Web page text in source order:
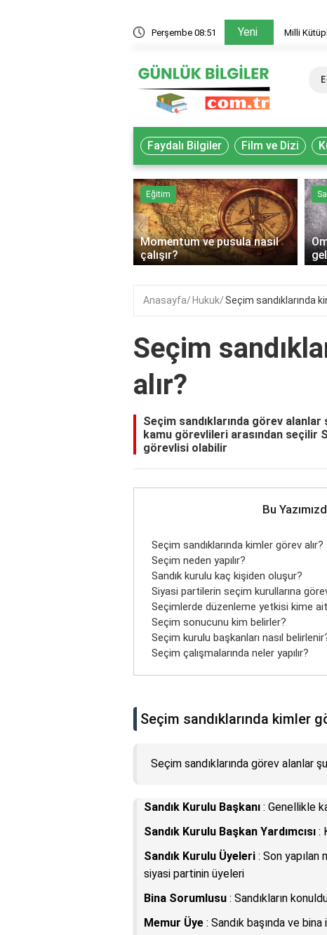
Perşembe 08:51 Yeni Milli
Faydalı Bilgiler Film ve Dizi
Eğitim
Momentum ve pusula nasıl
çalışır?
‹
Anasayfa Hukuk Seçim sandıklarında
Seçim
alır?
Seçim sandıklarında görev alanlar
kamu görevlileri arasından seçilir
görevlisi olabilir
Bu
Seçim sandıklarında kimler görev alır?
Seçim neden yapılır?
Sandık kurulu kaç kişiden oluşur?
Siyasi partilerin seçim kurullarına
Seçimlerde düzenleme yetkisi kime
Seçim sonucunu kim belirler?
Seçim kurulu başkanları nasıl
Seçim çalışmalarında neler yapılır?
Seçim sandıklarında kimler
Seçim sandıklarında görev alanlar
Sandık Kurulu Başkanı : Genellikle
Sandık Kurulu Başkan Yardımcısı :
Sandık Kurulu Üyeleri : Son
siyasi partinin üyeleri
Bina Sorumlusu : Sandıkların
Memur Üye : Sandık başında ve